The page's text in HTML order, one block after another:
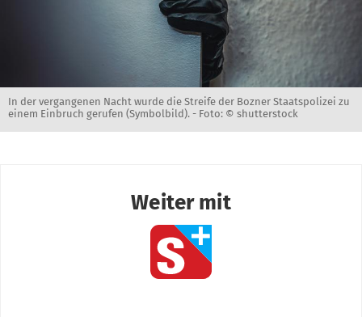
In der vergangenen Nacht wurde die Streife der Bozner Staatspolizei zu
einem Einbruch gerufen (Symbolbild). - Foto: © shutterstock